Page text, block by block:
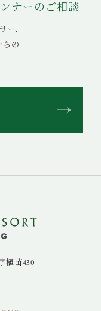
ナーのご相談
ー、
らの
植苗430